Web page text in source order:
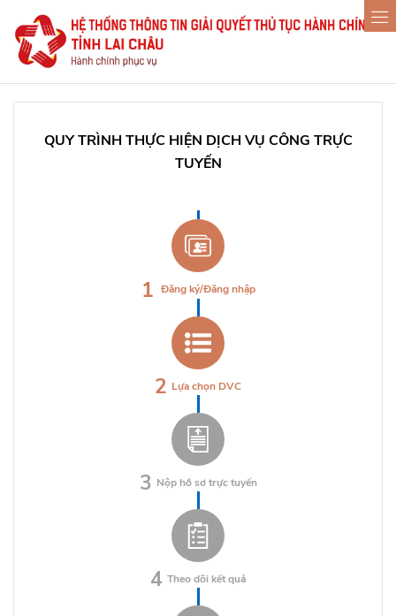
QUY TRÌNH THỰC HIỆN DỊCH VỤ CÔNG TRỰC
TUYẾN
1 Đăng ký/Đăng nhập
2 Lựa chọn DVC
3 Nộp hồ sơ trực tuyến
4 Theo dõi kết quả